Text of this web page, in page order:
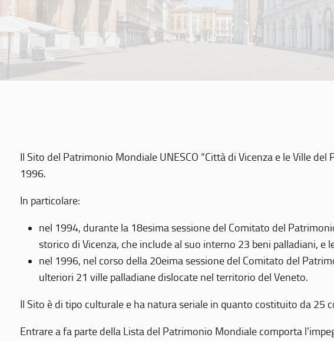
Il Sito del Patrimonio Mondiale UNESCO “Città di Vicenza e le Ville
1996.
In particolare:
nel 1994, durante la 18esima sessione del Comitato del
storico di Vicenza, che include al suo interno 23 beni palladiani, e
nel 1996, nel corso della 20eima sessione del Comitato del
ulteriori 21 ville palladiane dislocate nel territorio del Veneto.
Il Sito è di tipo culturale e ha natura seriale in quanto costituito da 25
Entrare a fa parte della Lista del Patrimonio Mondiale comporta